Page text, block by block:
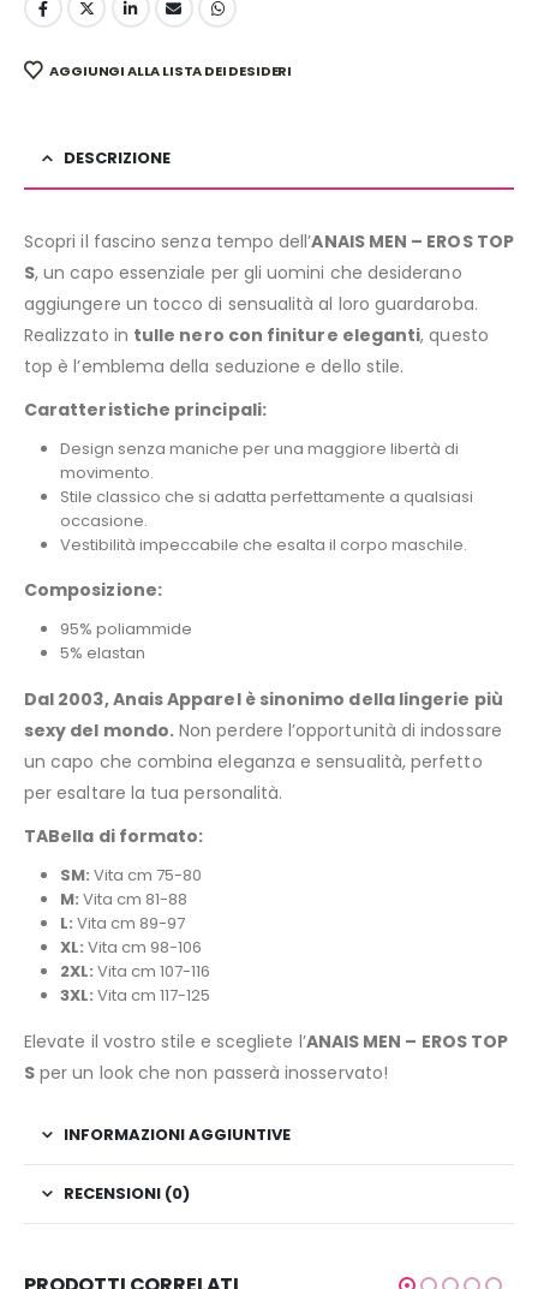
AGGIUNGI ALLA LISTA DEI DESIDERI
DESCRIZIONE
Scopri il fascino senza tempo dell’ANAIS MEN – EROS TOP
S, un capo essenziale per gli uomini che desiderano
aggiungere un tocco di sensualità al loro guardaroba.
Realizzato in tulle nero con finiture eleganti, questo
top è l’emblema della seduzione e dello stile.
Caratteristiche principali:
Design senza maniche per una maggiore libertà di
movimento.
Stile classico che si adatta perfettamente a qualsiasi
occasione.
Vestibilità impeccabile che esalta il corpo maschile.
Composizione:
95% poliammide
5% elastan
Dal 2003, Anais Apparel è sinonimo della lingerie più
sexy del mondo. Non perdere l’opportunità di indossare
un capo che combina eleganza e sensualità, perfetto
per esaltare la tua personalità.
TABella di formato:
SM: Vita cm 75-80
M: Vita cm 81-88
L: Vita cm 89-97
XL: Vita cm 98-106
2XL: Vita cm 107-116
3XL: Vita cm 117-125
Elevate il vostro stile e scegliete l’ANAIS MEN – EROS TOP
S per un look che non passerà inosservato!
INFORMAZIONI AGGIUNTIVE
RECENSIONI (0)